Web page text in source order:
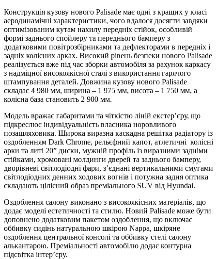
Конструкція кузову нового Palisade має одні з кращих у класі
аеродинамічні характеристики, чого вдалося досягти завдяки
оптимізованим кутам нахилу передніх стійок, особливій
формі заднього спойлеру та переднього бамперу з
додатковими повітрозбірниками та дефлекторами в передніх і
задніх колісних арках. Високий рівень безпеки нового Palisade
реалізується вже під час зборки автомобіля за рахунок каркасу
з надміцної високоякісної сталі з використання гарячого
штампування деталей. Довжина кузову нового Palisade
складає 4 980 мм, ширина – 1 975 мм, висота – 1 750 мм, а
колісна база становить 2 900 мм.
Модель вражає габаритами та чіткістю ліній екстер’єру, що
підкреслює індивідуальність власника норовливого
позашляховика. Широка виразна каскадна решітка радіатору із
оздобленням Dark Chrome, рельєфний капот, атлетичні колісні
арки та литі 20” диски, мужній профіль із виразними задніми
стійками, хромовані молдинги дверей та заднього бамперу,
дворівневі світлодіодні фари, з’єднані вертикальними смугами
світлодіодних денних ходових вогнів і потужна задня оптика
складають цілісний образ преміального SUV від Hyundai.
Оздоблення салону виконано з високоякісних матеріалів, що
додає моделі естетичності та стилю. Новий Palisade може бути
доповнено додатковим пакетом оздоблення, що включає
оббивку сидінь натуральною шкірою Nappa, шкіряне
оздоблення центральної консолі та оббивку стелі салону
алькантарою. Преміальності автомобілю додає контурна
підсвітка інтер’єру.